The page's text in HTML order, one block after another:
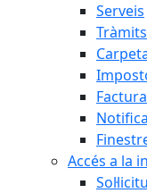
Serveis
Accés a la